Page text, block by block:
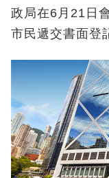
政局在6月21日
市民遞交書面登